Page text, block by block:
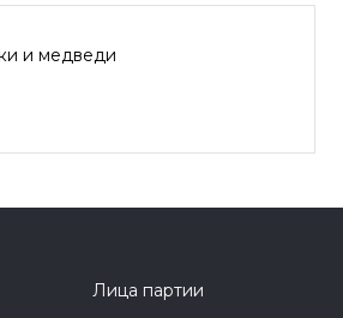
и медведи
Лица партии